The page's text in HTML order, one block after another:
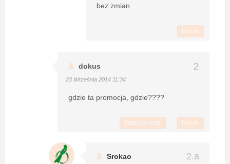
bez zmian
Usuń
dokus
23 Września 2014 11:34
gdzie ta promocja, gdzie????
Odpowiedz Usuń
Srokao